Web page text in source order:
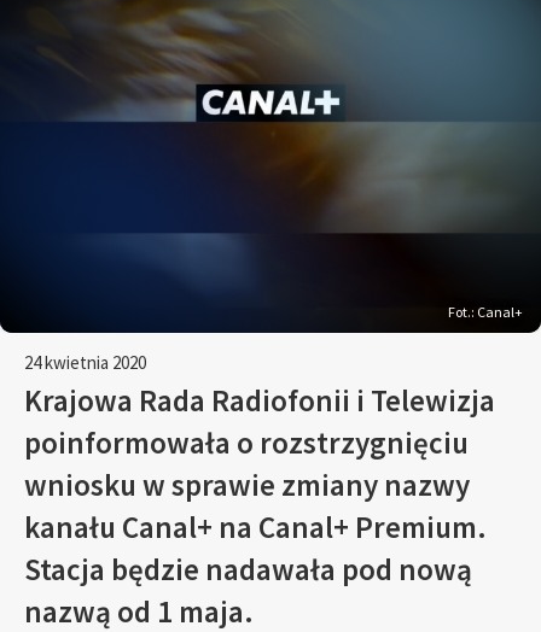
Fot.: Canal+
24 kwietnia 2020
Krajowa Rada Radiofonii i Telewizja
poinformowała o rozstrzygnięciu
wniosku w sprawie zmiany nazwy
kanału Canal+ na Canal+ Premium.
Stacja będzie nadawała pod nową
nazwą od 1 maja.